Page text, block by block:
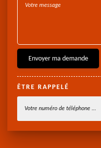
ÊTRE RAPPELÉ